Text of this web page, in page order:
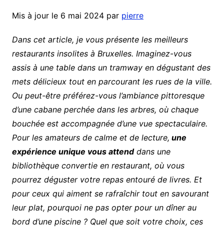
Mis à jour le 6 mai 2024 par pierre
Dans cet article, je vous présente les meilleurs
restaurants insolites à Bruxelles. Imaginez-vous
assis à une table dans un tramway en dégustant des
mets délicieux tout en parcourant les rues de la ville.
Ou peut-être préférez-vous l’ambiance pittoresque
d’une cabane perchée dans les arbres, où chaque
bouchée est accompagnée d’une vue spectaculaire.
Pour les amateurs de calme et de lecture, une
expérience unique vous attenddans une
bibliothèque convertie en restaurant, où vous
pourrez déguster votre repas entouré de livres. Et
pour ceux qui aiment se rafraîchir tout en savourant
leur plat, pourquoi ne pas opter pour un dîner au
bord d’une piscine ? Quel que soit votre choix, ces